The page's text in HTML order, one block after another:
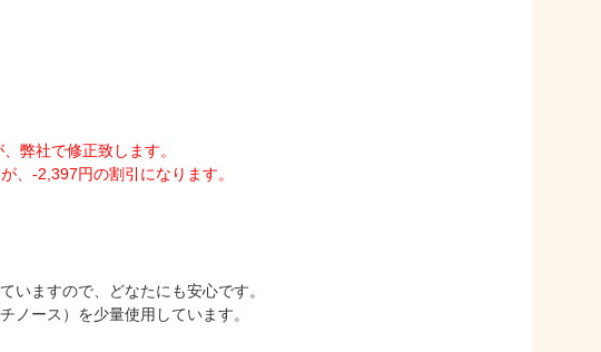
弊社で修正致します。
、-2,397円の割引になります。
いますので、どなたにも安心です。
ノース）を少量使用しています。